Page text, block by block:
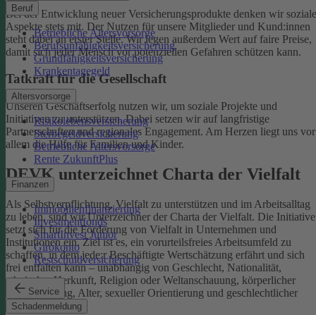
Beruf
Betriebliche Altersvorsorge
Berufsunfähigkeitsversicherung
Grundfähigkeitsversicherung
Krankentagegeld
Altersvorsorge
Risikolebensversicherung
Sterbegeldversicherung
Betriebliche Altersvorsorge
Rente ZukunftPlus
Finanzen
Immobilienfinanzierung
Investmentfonds
SmartInvest Junior
Girokonto
Restschuldversicherung
Service
Schadenmeldung
Bei der Entwicklung neuer Versicherungsprodukte denken wir soziale
Aspekte stets mit. Der Nutzen für unsere Mitglieder und Kund:innen
steht dabei an erster Stelle.Wir legen außerdem Wert auf faire Preise,
damit sich jeder Mensch vor potenziellen Gefahren schützen kann.
Tatkraft für die Gesellschaft
Unseren Geschäftserfolg nutzen wir, um soziale Projekte und
Initiativen zu unterstützen. Dabei setzen wir auf langfristige
Partnerschaften und regionales Engagement. Am Herzen liegt uns vor
allem die Hilfe für Familien und Kinder.
DEVK unterzeichnet Charta der Vielfalt
Als Selbstverpflichtung, Vielfalt zu unterstützen und im Arbeitsalltag
zu leben, sind wir Unterzeichner der Charta der Vielfalt. Die Initiative
setzt sich für die Förderung von Vielfalt in Unternehmen und
Institutionen ein.Ziel ist es, ein vorurteilsfreies Arbeitsumfeld zu
schaffen, in dem jede:r Beschäftigte Wertschätzung erfährt und sich
frei entfalten kann – unabhängig von Geschlecht, Nationalität,
ethnischer Herkunft, Religion oder Weltanschauung, körperlicher
Einschränkung, Alter, sexueller Orientierung und geschlechtlicher
Identität.